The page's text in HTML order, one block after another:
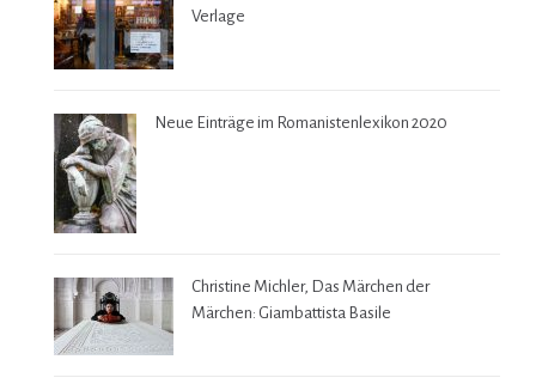
Verlage
Neue Einträge im Romanistenlexikon 2020
Christine Michler, Das Märchen der
Märchen: Giambattista Basile